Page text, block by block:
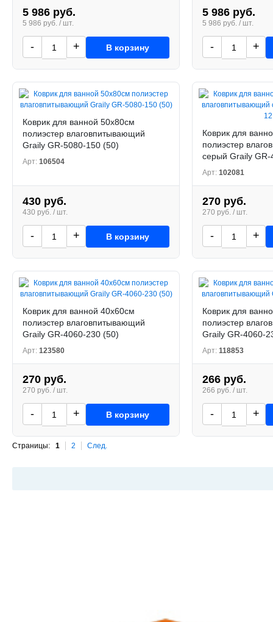
5 986 руб.
5 986 руб. / шт.
- + В корзину
5 986 руб.
5 986 руб. / шт.
- +
Коврик для ванной 50х80см
полиэстер влаговпитывающий
Graily GR-5080-150 (50)
Арт: 106504
430 руб.
430 руб. / шт.
- + В корзину
Коврик для
полиэстер
серый Graily
Арт: 102081
270 руб.
270 руб. / шт.
- +
Коврик для ванной 40х60см
полиэстер влаговпитывающий
Graily GR-4060-230 (50)
Арт: 123580
270 руб.
270 руб. / шт.
- + В корзину
Коврик для
полиэстер
Graily GR-4060-
Арт: 118853
266 руб.
266 руб. / шт.
- +
Страницы: 1 2 След.